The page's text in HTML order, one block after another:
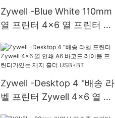
Zywell -Blue White 110mm
열 프린터 4x6 열 프린터 레
ZY909 USB
Zywell -Desktop 4 "배송 라
벨 프린터 Zywell 4x6 열 인